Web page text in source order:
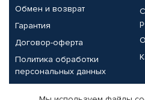
Обмен и возврат
Гарантия
Договор-оферта
Политика обработки
персональных данных